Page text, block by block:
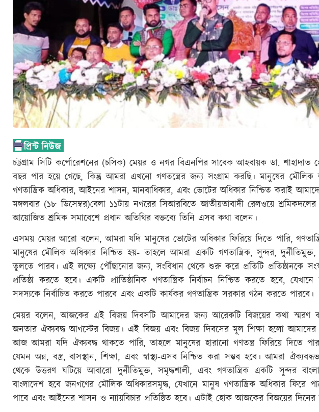
চট্টগ্রাম সিটি কর্পোরেশনের (চসিক) মেয়র ও নগর বিএনপির সাবেক আহবায়ক ডা. শাহাদাত
বছর পার হয়ে গেছে, কিন্তু আমরা এখনো গণতন্ত্রের জন্য সংগ্রাম করছি। মানুষের মৌলিক
গণতান্ত্রিক অধিকার, আইনের শাসন, মানবাধিকার, এবং ভোটের অধিকার নিশ্চিত করাই
মঙ্গলবার (১৮ ডিসেম্বর)বেলা ১১টায় নগরের সিআরবিতে জাতীয়তাবাদী রেলওয়ে শ্রমিকদলের
আয়োজিত শ্রমিক সমাবেশে প্রধান অতিথির বক্তব্যে তিনি এসব কথা বলেন।
এসময় মেয়র আরো বলেন, আমরা যদি মানুষের ভোটের অধিকার ফিরিয়ে দিতে পারি,
মানুষের মৌলিক অধিকার নিশ্চিত হয়- তাহলে আমরা একটি গণতান্ত্রিক, সুন্দর,
তুলতে পারব। এই লক্ষ্যে পৌঁছানোর জন্য, সংবিধান থেকে শুরু করে প্রতিটি প্রতিষ্ঠানকে
প্রতিষ্ঠা করতে হবে। একটি প্রাতিষ্ঠানিক গণতান্ত্রিক নির্বাচন নিশ্চিত করতে হবে,
সদস্যকে নির্বাচিত করতে পারবে এবং একটি কার্যকর গণতান্ত্রিক সরকার গঠন করতে পারবে।
মেয়র বলেন, আজকের এই বিজয় দিবসটি আমাদের জন্য আরেকটি বিজয়ের কথা স্মরণ
জনতার ঐক্যবদ্ধ আগস্টের বিজয়। এই বিজয় এবং বিজয় দিবসের মূল শিক্ষা হলো আমাদের
আজ আমরা যদি ঐক্যবদ্ধ থাকতে পারি, তাহলে মানুষের হারানো গণতন্ত্র ফিরিয়ে দিতে
যেমন অন্ন, বস্ত্র, বাসস্থান, শিক্ষা, এবং স্বাস্থ্য-এসব নিশ্চিত করা সম্ভব হবে। আমরা
থেকে উত্তরণ ঘটিয়ে আবারো দুর্নীতিমুক্ত, সমৃদ্ধশালী, এবং গণতান্ত্রিক একটি সুন্দর
বাংলাদেশ হবে জনগণের মৌলিক অধিকারসমৃদ্ধ, যেখানে মানুষ গণতান্ত্রিক অধিকার ফিরে
পাবে এবং আইনের শাসন ও ন্যায়বিচার প্রতিষ্ঠিত হবে। এটাই হোক আজকের বিজয়ের দিনের